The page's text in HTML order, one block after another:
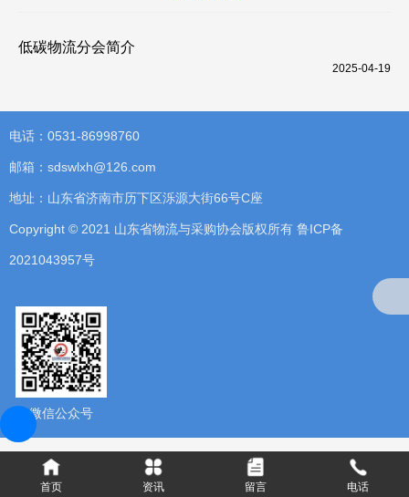
低碳物流分会简介
2025-04-19
电话：0531-86998760
邮箱：sdswlxh@126.com
地址：山东省济南市历下区泺源大街66号C座
Copyright © 2021 山东省物流与采购协会版权所有 鲁ICP备
2021043957号
微信公众号
首页 资讯 留言 电话